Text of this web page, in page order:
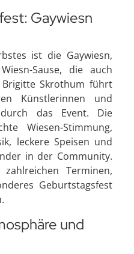
Gaywiesn
ist die Gaywiesn,
Sause, die auch
Skrothum führt
Künstlerinnen und
das Event. Die
Wiesen-Stimmung,
leckere Speisen und
in der Community.
Terminen,
Geburtstagsfest
und